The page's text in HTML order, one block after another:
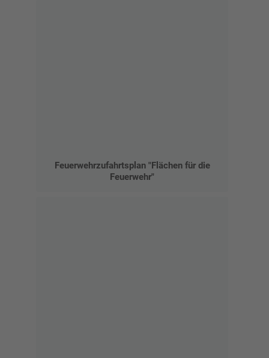
Feuerwehrzufahrtsplan "Flächen für die
Feuerwehr"